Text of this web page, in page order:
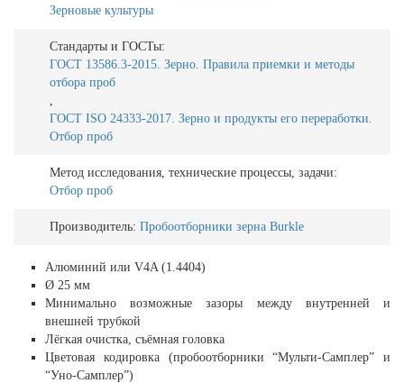
Зерновые культуры
Стандарты и ГОСТы:
ГОСТ 13586.3-2015. Зерно. Правила приемки и методы
отбора проб
ГОСТ ISO 24333-2017. Зерно и продукты его переработки.
Отбор проб
Метод исследования, технические процессы, задачи:
Отбор проб
Производитель: Пробоотборники зерна Burkle
Алюминий или V4A (1.4404)
Ø 25 мм
Минимально возможные зазоры между внутренней и
внешней трубкой
Лёгкая очистка, съёмная головка
Цветовая кодировка (пробоотборники “Мульти-Самплер” и
“Уно-Самплер”)